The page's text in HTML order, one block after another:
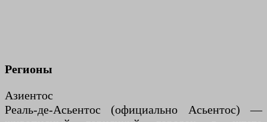
Регионы
Азиентос
Реаль-де-Асьентос (официально Асьентос) —